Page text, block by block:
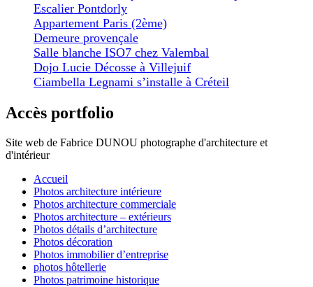
Escalier Pontdorly
Appartement Paris (2ème)
Demeure provençale
Salle blanche ISO7 chez Valembal
Dojo Lucie Décosse à Villejuif
Ciambella Legnami s’installe à Créteil
Accès portfolio
Site web de Fabrice DUNOU photographe d'architecture et
d'intérieur
Accueil
Photos architecture intérieure
Photos architecture commerciale
Photos architecture – extérieurs
Photos détails d’architecture
Photos décoration
Photos immobilier d’entreprise
photos hôtellerie
Photos patrimoine historique